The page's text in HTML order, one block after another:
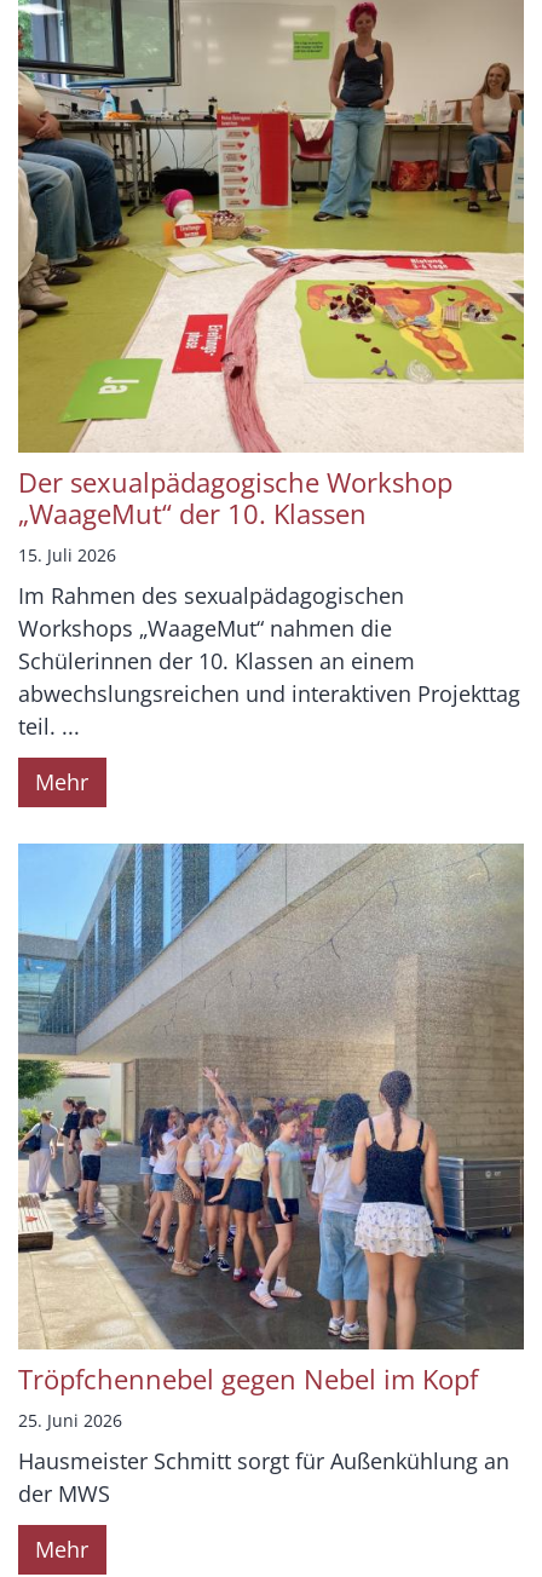
Der sexualpädagogische Workshop
„WaageMut“ der 10. Klassen
15. Juli 2026
Im Rahmen des sexualpädagogischen
Workshops „WaageMut“ nahmen die
Schülerinnen der 10. Klassen an einem
abwechslungsreichen und interaktiven Projekttag
teil. ...
Mehr
Tröpfchennebel gegen Nebel im Kopf
25. Juni 2026
Hausmeister Schmitt sorgt für Außenkühlung an
der MWS
Mehr